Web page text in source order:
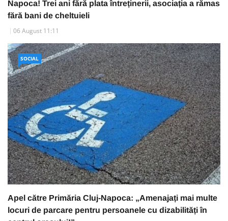
Napoca! Trei ani fără plata întreținerii, asociația a rămas
fără bani de cheltuieli
06 August 11:11
SOCIAL
Apel către Primăria Cluj-Napoca: „Amenajați mai multe
locuri de parcare pentru persoanele cu dizabilități în